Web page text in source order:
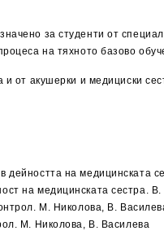
за студенти от
на тяхното базово
и от акушерки и медициски
дейността на медицинската
на медицинската сестра.
М. Николова, В.
М. Николова, В. Василева